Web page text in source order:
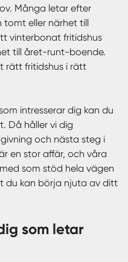
Många letar efter
tomt eller närhet till
vinterbonat fritidshus
till året-runt-boende.
rätt fritidshus i rätt
intresserar dig kan du
Då håller vi dig
och nästa steg i
en stor affär, och våra
som stöd hela vägen
du kan börja njuta av ditt